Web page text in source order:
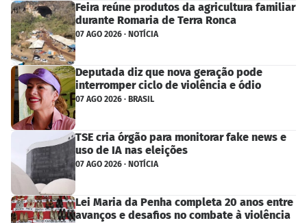
Feira reúne produtos da agricultura familiar
durante Romaria de Terra Ronca
07 AGO 2026 · NOTÍCIA
Deputada diz que nova geração pode
interromper ciclo de violência e ódio
07 AGO 2026 · BRASIL
TSE cria órgão para monitorar fake news e
uso de IA nas eleições
07 AGO 2026 · NOTÍCIA
Lei Maria da Penha completa 20 anos entre
avanços e desafios no combate à violência